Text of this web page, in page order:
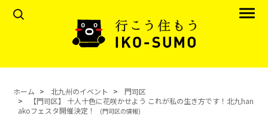
ホーム 北九州のイベント
門司区
【門司区】 十人十色に花咲かせよう これが私の生き方です！北九han
akoフェスタ開催決定！
(門司区の情報)